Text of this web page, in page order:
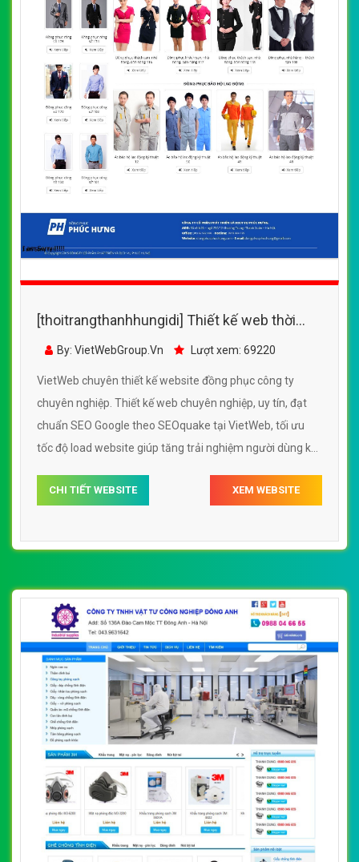
[thoitrangthanhhungidi] Thiết kế web thời
trang, may mặc, đồng phục công ty
By: VietWebGroup.Vn Lượt xem: 69220
VietWeb chuyên thiết kế website đồng phục công ty
chuyên nghiệp. Thiết kế web chuyên nghiệp, uy tín, đạt
chuẩn SEO Google theo SEOquake tại VietWeb, tối ưu
tốc độ load website giúp tăng trải nghiệm người dùng khi
CHI TIẾT WEBSITE XEM WEBSITE